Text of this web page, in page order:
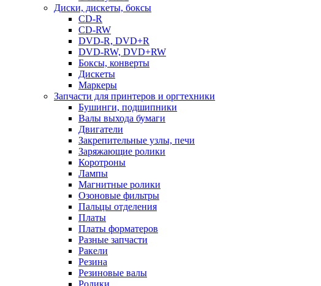
Диски, дискеты, боксы
CD-R
CD-RW
DVD-R, DVD+R
DVD-RW, DVD+RW
Боксы, конверты
Дискеты
Маркеры
Запчасти для принтеров и оргтехники
Бушинги, подшипники
Валы выхода бумаги
Двигатели
Закрепительные узлы, печи
Заряжающие ролики
Коротроны
Лампы
Магнитные ролики
Озоновые фильтры
Пальцы отделения
Платы
Платы форматеров
Разные запчасти
Ракели
Резина
Резиновые валы
Ролики